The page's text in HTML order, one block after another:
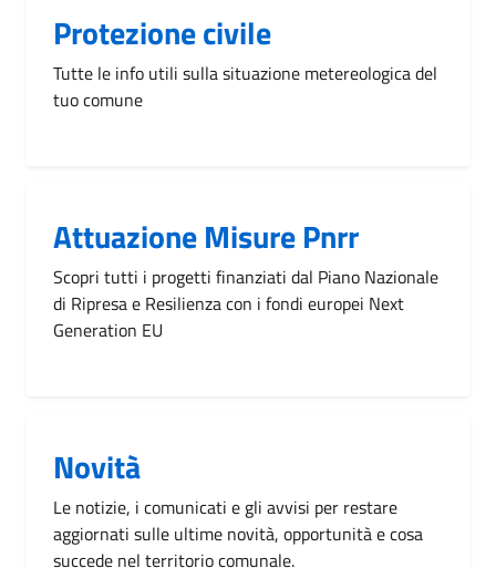
Protezione civile
Tutte le info utili sulla situazione metereologica del
tuo comune
Attuazione Misure Pnrr
Scopri tutti i progetti finanziati dal Piano Nazionale
di Ripresa e Resilienza con i fondi europei Next
Generation EU
Novità
Le notizie, i comunicati e gli avvisi per restare
aggiornati sulle ultime novità, opportunità e cosa
succede nel territorio comunale.